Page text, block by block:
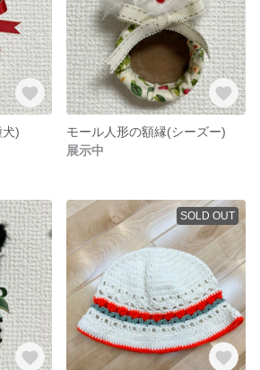
)
モール人形の額縁(シーズー)
展示中
SOLD OUT